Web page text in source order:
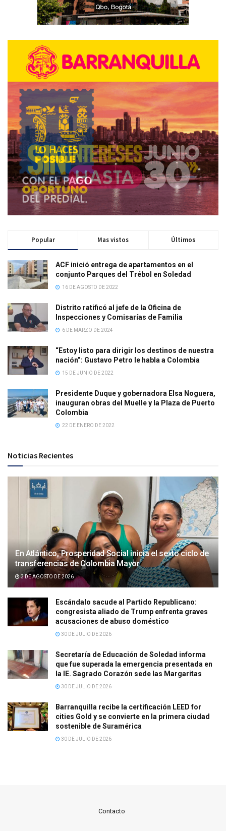
Popular Mas vistos Últimos
ACF inició entrega de apartamentos en el
conjunto Parques del Trébol en Soledad
16 DE AGOSTO DE 2022
Distrito ratificó al jefe de la Oficina de
Inspecciones y Comisarías de Familia
6 DE MARZO DE 2024
“Estoy listo para dirigir los destinos de nuestra
nación”: Gustavo Petro le habla a Colombia
15 DE JUNIO DE 2022
Presidente Duque y gobernadora Elsa Noguera,
inauguran obras del Muelle y la Plaza de Puerto
Colombia
22 DE ENERO DE 2022
Noticias Recientes
En Atlántico, Prosperidad Social inicia el sexto ciclo de
transferencias de Colombia Mayor
3 DE AGOSTO DE 2026
Escándalo sacude al Partido Republicano:
congresista aliado de Trump enfrenta graves
acusaciones de abuso doméstico
30 DE JULIO DE 2026
Secretaría de Educación de Soledad informa
que fue superada la emergencia presentada en
la IE. Sagrado Corazón sede las Margaritas
30 DE JULIO DE 2026
Barranquilla recibe la certificación LEED for
cities Gold y se convierte en la primera ciudad
sostenible de Suramérica
30 DE JULIO DE 2026
Contacto